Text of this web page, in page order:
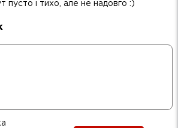
пусто і тихо, але не надовго :)